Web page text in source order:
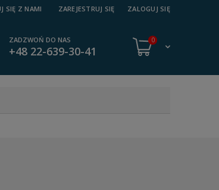
ZAREJESTRUJ SIĘ ZALOGUJ SIĘ
SIĘ Z NAMI
ZADZWOŃ DO NAS
+48 22-639-30-41
0